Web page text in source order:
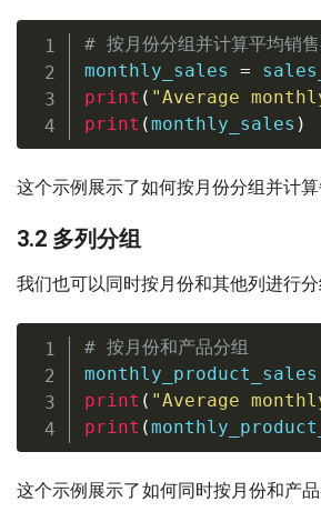
# 按月份分组并计算平均销
monthly_sales =
print ( "Average
print (monthly_sales )
这个示例展示了如何按月份分组并计算
3.2 多列分组
我们也可以同时按月份和其他列进行分
# 按月份和产品分组
monthly_product_sales
print ( "Average
print (
这个示例展示了如何同时按月份和产